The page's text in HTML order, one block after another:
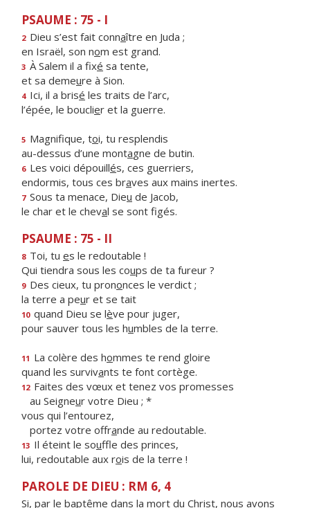
PSAUME : 75 - I
2 Dieu s’est fait connaître en Juda ;
en Israël, son nom est grand.
3 À Salem il a fixé sa tente,
et sa demeure à Sion.
4 Ici, il a brisé les traits de l’arc,
l’épée, le bouclier et la guerre.
5 Magnifique, toi, tu resplendis
au-dessus d’une montagne de butin.
6 Les voici dépouillés, ces guerriers,
endormis, tous ces braves aux mains inertes.
7 Sous ta menace, Dieu de Jacob,
le char et le cheval se sont figés.
PSAUME : 75 - II
8 Toi, tu es le redoutable !
Qui tiendra sous les coups de ta fureur ?
9 Des cieux, tu prononces le verdict ;
la terre a peur et se tait
10 quand Dieu se lève pour juger,
pour sauver tous les humbles de la terre.
11 La colère des hommes te rend gloire
quand les survivants te font cortège.
12 Faites des vœux et tenez vos promesses
au Seigneur votre Dieu ; *
vous qui l’entourez,
portez votre offrande au redoutable.
13 Il éteint le souffle des princes,
lui, redoutable aux rois de la terre !
PAROLE DE DIEU : RM 6, 4
Si, par le baptême dans la mort du Christ, nous avons